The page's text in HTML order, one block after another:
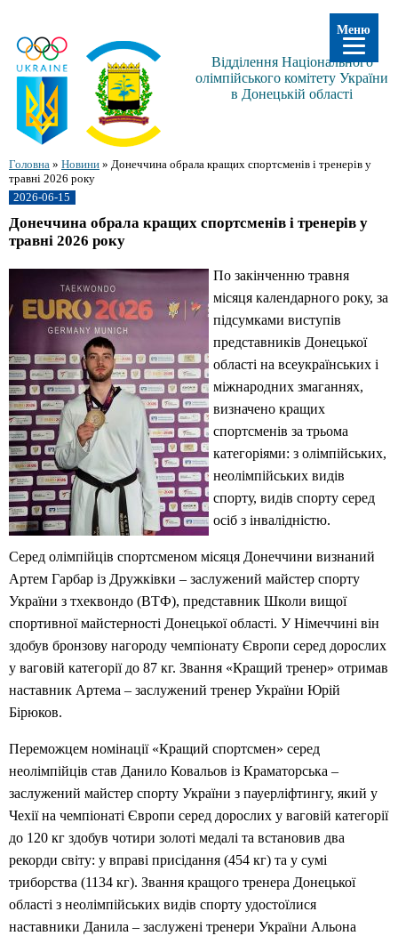
Відділення Національного
олімпійського комітету України
в Донецькій області
Головна » Новини » Донеччина обрала кращих спортсменів і тренерів у
травні 2026 року
2026-06-15
Донеччина обрала кращих спортсменів і тренерів у
травні 2026 року
По закінченню травня
місяця календарного року, за
підсумками виступів
представників Донецької
області на всеукраїнських і
міжнародних змаганнях,
визначено кращих
спортсменів за трьома
категоріями: з олімпійських,
неолімпійських видів
спорту, видів спорту серед
осіб з інвалідністю.
Серед олімпійців спортсменом місяця Донеччини визнаний
Артем Гарбар із Дружківки – заслужений майстер спорту
України з тхеквондо (ВТФ), представник Школи вищої
спортивної майстерності Донецької області. У Німеччині він
здобув бронзову нагороду чемпіонату Європи серед дорослих
у ваговій категорії до 87 кг. Звання «Кращий тренер» отримав
наставник Артема – заслужений тренер України Юрій
Бірюков.
Переможцем номінації «Кращий спортсмен» серед
неолімпійців став Данило Ковальов із Краматорська –
заслужений майстер спорту України з пауерліфтингу, який у
Чехії на чемпіонаті Європи серед дорослих у ваговій категорії
до 120 кг здобув чотири золоті медалі та встановив два
рекорди світу: у вправі присідання (454 кг) та у сумі
триборства (1134 кг). Звання кращого тренера Донецької
області з неолімпійських видів спорту удостоїлися
наставники Данила – заслужені тренери України Альона
Меню